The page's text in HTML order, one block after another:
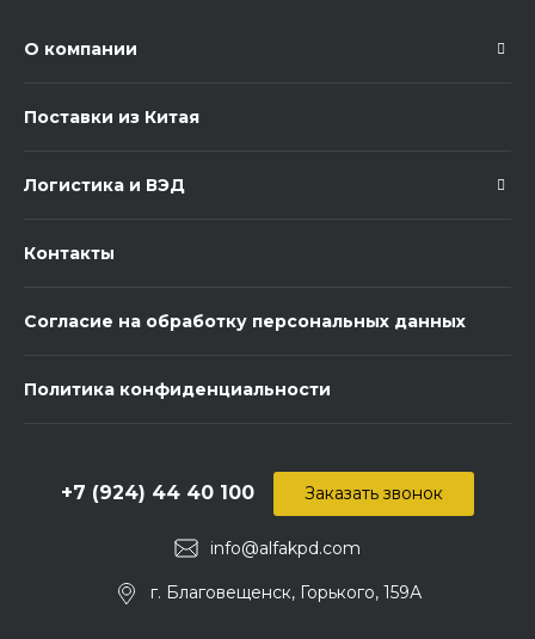
О компании
Поставки из Китая
Логистика и ВЭД
Контакты
Согласие на обработку персональных данных
Политика конфиденциальности
info@alfakpd.com
+7 (924) 44 40 100
г. Благовещенск, Горького, 159А
Заказать звонок